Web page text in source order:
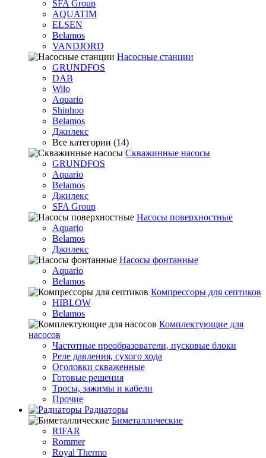
SFA Group
AQUATIM
ELSEN
Belamos
VANDJORD
Насосные станции
GRUNDFOS
DAB
Wilo
Aquario
Shinhoo
Belamos
Джилекс
Все категории (14)
Скважинные насосы
GRUNDFOS
Aquario
Belamos
Джилекс
SFA Group
Насосы поверхностные
Aquario
Belamos
Джилекс
Насосы фонтанные
Aquario
Belamos
Компрессоры для септиков
HIBLOW
Belamos
Комплектующие для
насосов
Частотные преобразователи, пусковые блоки
Реле давления, сухого хода
Оголовки скваженные
Готовые решения
Тросы, зажимы и кабели
Прочие
Радиаторы
Биметаллические
RIFAR
Rommer
Royal Thermo